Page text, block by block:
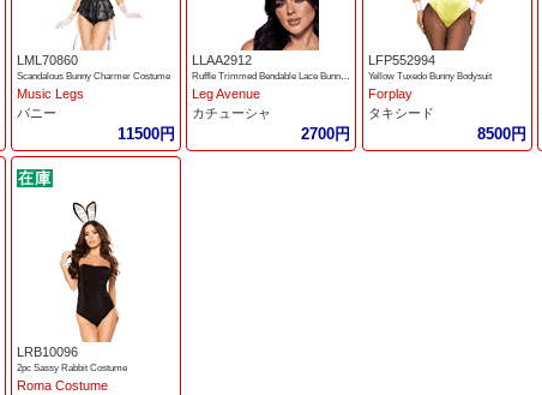
LML70860
Scandalous Bunny Charmer Costume
Music Legs
バニー
11500円
LLAA2912
Ruffle Trimmed Bendable Lace Bunny ears
Leg Avenue
カチューシャ
2700円
LFP552994
Yellow Tuxedo Bunny Bodysuit
Forplay
タキシード
8500円
LRB10096
2pc Sassy Rabbit Costume
Roma Costume